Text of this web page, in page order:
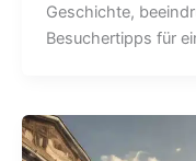
Geschichte,
Besuchertipps für